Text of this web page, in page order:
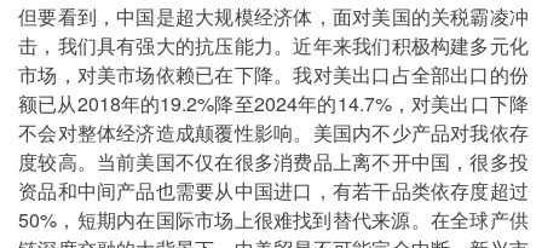
但要看到，中国是超大规模经济体，面对美国的关税霸凌冲
击，我们具有强大的抗压能力。近年来我们积极构建多元化
市场，对美市场依赖已在下降。我对美出口占全部出口的份
额已从2018年的19.2%降至2024年的14.7%，对美出口下降
不会对整体经济造成颠覆性影响。美国内不少产品对我依存
度较高。当前美国不仅在很多消费品上离不开中国，很多投
资品和中间产品也需要从中国进口，有若干品类依存度超过
50%，短期内在国际市场上很难找到替代来源。在全球产供